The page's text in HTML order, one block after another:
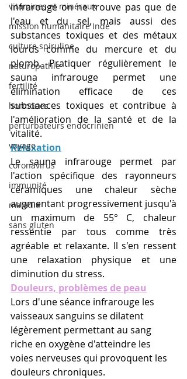
vitamines et minéraux
mission humanitaire Inde
culture spiruline
naturopathie
fertilité
hormones
perturbateurs endocrinien
voyage
coronavirus
immunité
maladie
sans gluten
infrarouge on ne trouve pas que de
l'eau et du sel, mais aussi des
substances toxiques et des métaux
lourds comme du mercure et du
plomb. Pratiquer régulièrement le
sauna infrarouge permet une
élimination efficace de ces
substances toxiques et contribue à
l'amélioration de la santé et de la
vitalité.
Relaxation
Le sauna infrarouge permet par
l'action spécifique des rayonneurs
céramiques une chaleur sèche
augmentant progressivement jusqu'à
un maximum de 55° C, chaleur
ressentie par tous comme très
agréable et relaxante. Il s'en ressent
une relaxation physique et une
diminution du stress.
Douleurs, problèmes de peau
Lors d'une séance infrarouge les
vaisseaux sanguins se dilatent
légèrement permettant au sang
riche en oxygène d'atteindre les
voies nerveuses qui provoquent les
douleurs chroniques.